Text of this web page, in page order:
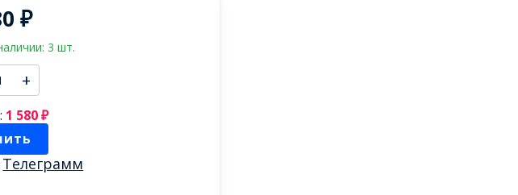
₽
3 шт.
+
1 580₽
Телеграмм